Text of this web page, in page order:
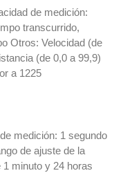
de medición:
transcurrido,
Otros: Velocidad (de
(de 0,0 a 99,9)
a 1225
medición: 1 segundo
de ajuste de la
minuto y 24 horas